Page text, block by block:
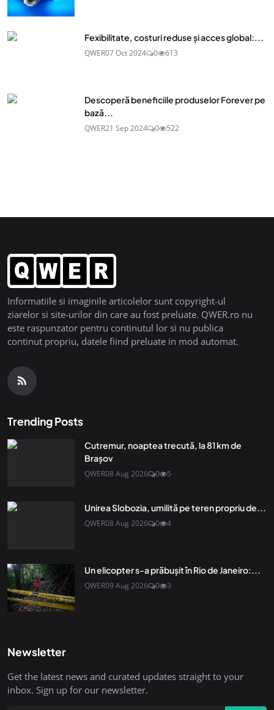
Fexibilitate, costuri reduse și acces global:...
QWER07 Oct 2024 0 613
Descoperă beneficiile produselor Forever pe
bază...
QWER21 Sep 2024 0 522
Informatiile si imaginile articolelor sunt copyright-ul
ziarelor si site-urilor din care au fost preluate. QWER.ro nu
este raspunzator pentru continutul lor si nu publica
continut propriu, datele fiind preluate in mod automat.
Trending Posts
Cutremur, noaptea trecută, la 81 km de
Brașov
QWER08 Aug 2026 0 5
Unirea Slobozia, umilită pe teren propriu de...
QWER08 Aug 2026 0 4
Un elicopter s-a prăbușit în Rio de Janeiro:...
QWER09 Aug 2026 0 3
Newsletter
Get the latest news and curated updates straight to your
inbox. Sign up for our newsletter.